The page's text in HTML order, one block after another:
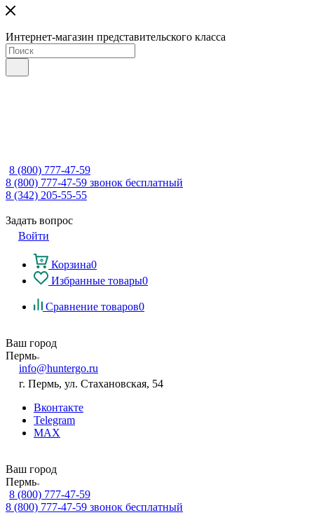
Интернет-магазин представительского класса
8 (800) 777-47-59
8 (800) 777-47-59 звонок бесплатный
8 (342) 205-55-55
Задать вопрос
Войти
Корзина0
Избранные товары0
Сравнение товаров0
Ваш город
Пермь
info@huntergo.ru
г. Пермь, ул. Стахановская, 54
Вконтакте
Telegram
MAX
Ваш город
Пермь
8 (800) 777-47-59
8 (800) 777-47-59 звонок бесплатный